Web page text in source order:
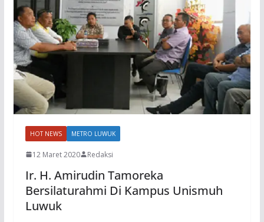
HOT NEWS METRO LUWUK
12 Maret 2020 Redaksi
Ir. H. Amirudin Tamoreka
Bersilaturahmi Di Kampus Unismuh
Luwuk